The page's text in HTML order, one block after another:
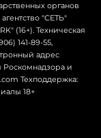
органов
"СЕТЬ"
(16+). Техническая
141-89-55,
адрес
Роскомнадзора и
Техподдержка:
18+